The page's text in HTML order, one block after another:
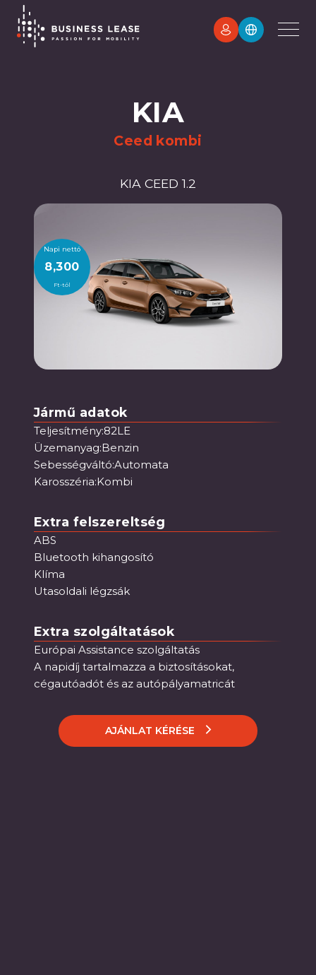
KIA
Ceed kombi
KIA CEED 1.2
AJÁNLAT KÉRÉSE
Jármű adatok
Teljesítmény:82LE
Üzemanyag:Benzin
Sebességváltó:Automata
Karosszéria:Kombi
Extra felszereltség
ABS
Bluetooth kihangosító
Klíma
Utasoldali légzsák
Extra szolgáltatások
Európai Assistance szolgáltatás
A napidíj tartalmazza a biztosításokat,
cégautóadót és az autópályamatricát
Napi nettó
8,300
Ft-tól